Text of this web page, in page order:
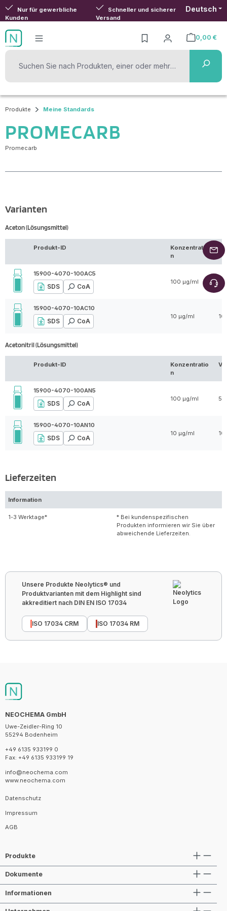
Zum Hauptinhalt springen
Nur für gewerbliche
Kunden
Schneller und sicherer
Versand
Deutsch
0,00 €
Warenkorb
Produkte Meine Standards
PROMECARB
Promecarb
Varianten
Aceton (Lösungsmittel)
Produkt-ID
Konzentratio
n
15900-4070-100AC5
SDS CoA
100 µg/ml 5
15900-4070-10AC10
SDS CoA
10 µg/ml 10
Acetonitril (Lösungsmittel)
Produkt-ID
Konzentratio
n
15900-4070-100AN5
SDS CoA
100 µg/ml 5
15900-4070-10AN10
SDS CoA
10 µg/ml 10
Lieferzeiten
Information
1-3 Werktage*
* Bei kundenspezifischen
Produkten informieren wir Sie über
abweichende Lieferzeiten.
Unsere Produkte Neolytics® und
Produktvarianten mit dem Highlight sind
akkreditiert nach DIN EN ISO 17034
ISO 17034 CRM ISO 17034 RM
NEOCHEMA GmbH
Uwe-Zeidler-Ring 10
55294 Bodenheim
+49 6135 933199 0
Fax: +49 6135 933199 19
info@neochema.com
www.neochema.com
Datenschutz
Impressum
AGB
Produkte
Dokumente
Informationen